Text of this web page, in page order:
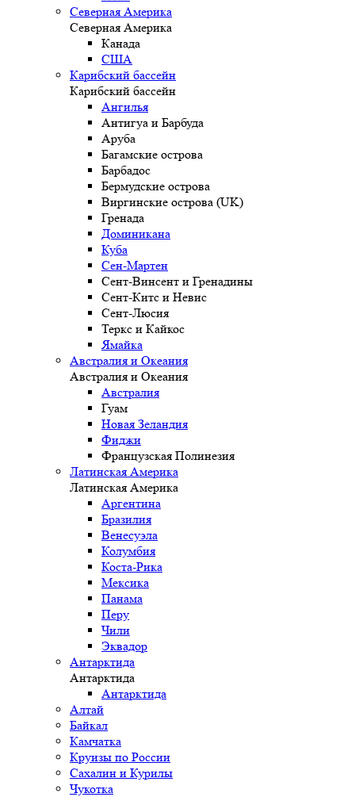
Северная Америка
Северная Америка
Канада
США
Карибский бассейн
Карибский бассейн
Ангилья
Антигуа и Барбуда
Аруба
Багамские острова
Барбадос
Бермудские острова
Виргинские острова (UK)
Гренада
Доминикана
Куба
Сен-Мартен
Сент-Винсент и Гренадины
Сент-Китс и Невис
Сент-Люсия
Теркс и Кайкос
Ямайка
Австралия и Океания
Австралия и Океания
Австралия
Гуам
Новая Зеландия
Фиджи
Французская Полинезия
Латинская Америка
Латинская Америка
Аргентина
Бразилия
Венесуэла
Колумбия
Коста-Рика
Мексика
Панама
Перу
Чили
Эквадор
Антарктида
Антарктида
Антарктида
Алтай
Байкал
Камчатка
Круизы по России
Сахалин и Курилы
Чукотка